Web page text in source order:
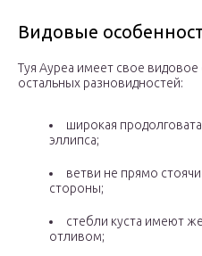
Видовые
Туя Ауреа имеет свое
остальных разновидностей:
широкая
эллипса;
ветви не прямо
стороны;
стебли куста имеют
отливом;